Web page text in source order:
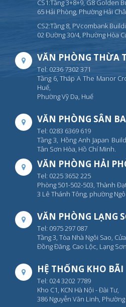
CS1:Tầng 3+8+9, G8 Golden
65 Hải Phòng, Phường Hải
CS2:Tầng 8, PVcombank
02 Đường 30/4, Phường Hòa
VĂN PHÒNG THỪA
Tel: 0236 7302 371
Tầng 6, Tháp A The Manor
Huế,
Phường Vỹ Dạ, Huế
VĂN PHÒNG SÂN
Tel: 0283 6369 619
Tầng 3, Hồng Anh Japan
Tân Sơn Hòa, Hồ Chí Minh.
VĂN PHÒNG HẢI
Tel: 0225 3652 225
Phòng 501-502-503, Thành
3 Lê Thánh Tông, phường
VĂN PHÒNG LẠNG
Tel: 0975 297 087
Tầng 3, Tòa Nhà Ngôi Sao,
Đồng Đăng, Cao Lộc, Lạng
HỆ THỐNG KHO BÃI
Tel: 024 3202 7789
Kho C1, KCN Hà Nội - Đài Tư,
386 Nguyễn Văn Linh,